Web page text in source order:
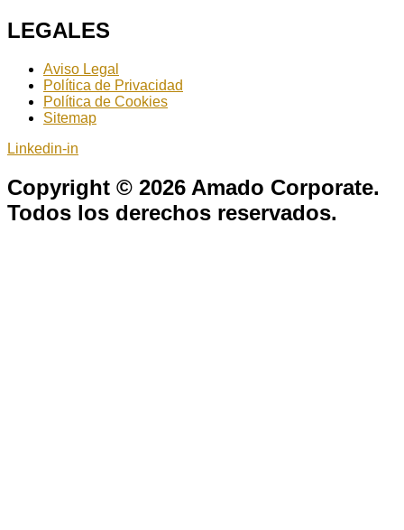
LEGALES
Aviso Legal
Política de Privacidad
Política de Cookies
Sitemap
Linkedin-in
Copyright © 2026 Amado Corporate.
Todos los derechos reservados.